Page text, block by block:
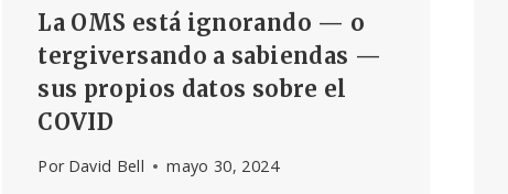
La OMS está ignorando — o
tergiversando a sabiendas —
sus propios datos sobre el
COVID
Por David Bell mayo 30, 2024